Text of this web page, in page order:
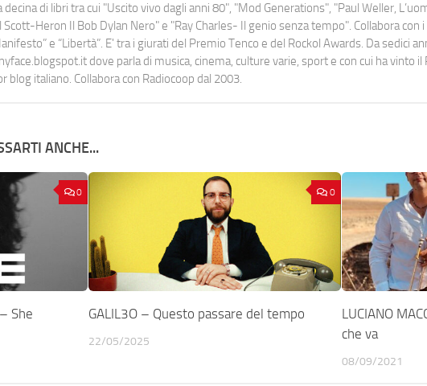
decina di libri tra cui "Uscito vivo dagli anni 80", "Mod Generations", "Paul Weller,
Scott-Heron Il Bob Dylan Nero" e "Ray Charles- Il genio senza tempo". Collabora con i
e “Libertà”. E' tra i giurati del Premio Tenco e del Rockol Awards. Da sedici
dove parla di musica, cinema, culture varie, sport e con cui ha vinto
blog italiano. Collabora con Radiocoop dal 2003.
ANCHE...
0
She
0
GALIL3O – Questo passare del tempo
22/05/2025
LUCIANO
che va
08/09/2021